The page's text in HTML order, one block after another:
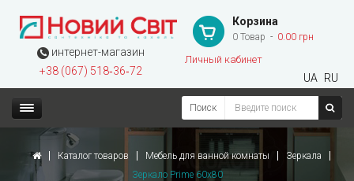
интернет-магазин
+38 (067) 518‑36‑72
Корзина
0 Товар 0.00 грн
Личный кабинет
UA RU
Поиск
Каталог товаров Мебель для ванной комнаты
Зеркала
Зеркало Prime 60х80